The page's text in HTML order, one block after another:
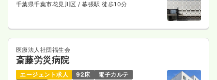
千葉県千葉市花見川区 / 幕張駅 徒歩10分
医療法人社団福生会
斎藤労災病院
エージェント求人 92床
電子カルテ